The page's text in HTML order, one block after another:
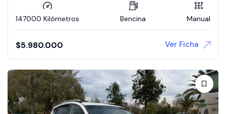
147000 Kilómetros Bencina Manual
$5.980.000 Ver Ficha